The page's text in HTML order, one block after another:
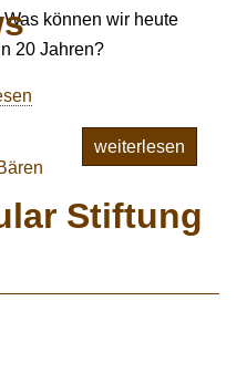
Stiftung
können wir heute
20 Jahren?
weiterlesen